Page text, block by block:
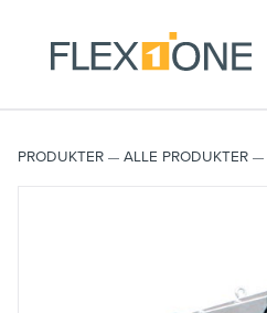
PRODUKTER ALLE PRODUKTER